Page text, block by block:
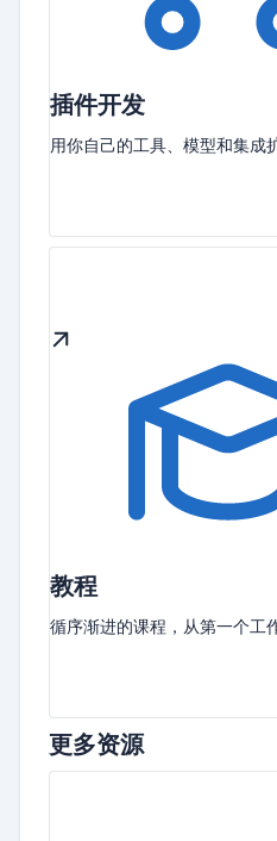
插件开发
用你自己的工具、模型和集成
教程
循序渐进的课程，从第一个工
更多资源